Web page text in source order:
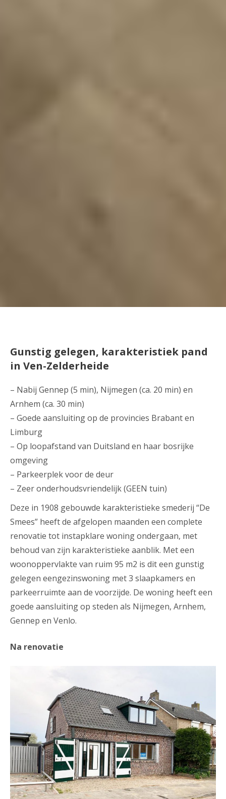
Gunstig gelegen, karakteristiek pand
in Ven-Zelderheide
– Nabij Gennep (5 min), Nijmegen (ca. 20 min) en
Arnhem (ca. 30 min)
– Goede aansluiting op de provincies Brabant en
Limburg
– Op loopafstand van Duitsland en haar bosrijke
omgeving
– Parkeerplek voor de deur
– Zeer onderhoudsvriendelijk (GEEN tuin)
Deze in 1908 gebouwde karakteristieke smederij “De
Smees” heeft de afgelopen maanden een complete
renovatie tot instapklare woning ondergaan, met
behoud van zijn karakteristieke aanblik. Met een
woonoppervlakte van ruim 95 m2 is dit een gunstig
gelegen eengezinswoning met 3 slaapkamers en
parkeerruimte aan de voorzijde. De woning heeft een
goede aansluiting op steden als Nijmegen, Arnhem,
Gennep en Venlo.
Na renovatie